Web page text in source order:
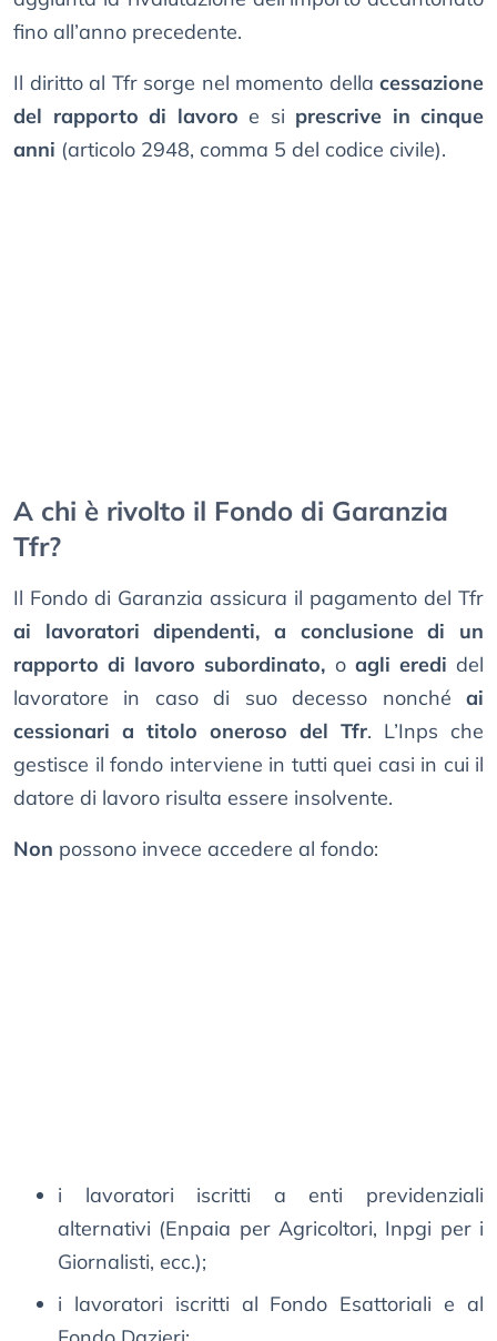
fino all’anno precedente.
Il diritto al Tfr sorge nel momento della cessazione
del rapporto di lavoro e si prescrive in cinque
anni (articolo 2948, comma 5 del codice civile).
A chi è rivolto il Fondo di Garanzia
Tfr?
Il Fondo di Garanzia assicura il pagamento del Tfr
ai lavoratori dipendenti, a conclusione di un
rapporto di lavoro subordinato, o agli eredidel
lavoratore in caso di suo decesso nonché ai
cessionari a titolo oneroso del Tfr. L’Inps che
gestisce il fondo interviene in tutti quei casi in cui il
datore di lavoro risulta essere insolvente.
Non possono invece accedere al fondo:
i lavoratori iscritti a enti previdenziali
alternativi (Enpaia per Agricoltori, Inpgi per i
Giornalisti, ecc.);
i lavoratori iscritti al Fondo Esattoriali e al